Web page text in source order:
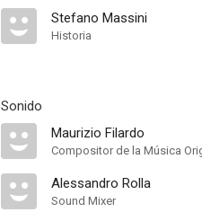
Stefano Massini
Historia
Sonido
Maurizio Filardo
Compositor de la Música
Alessandro Rolla
Sound Mixer